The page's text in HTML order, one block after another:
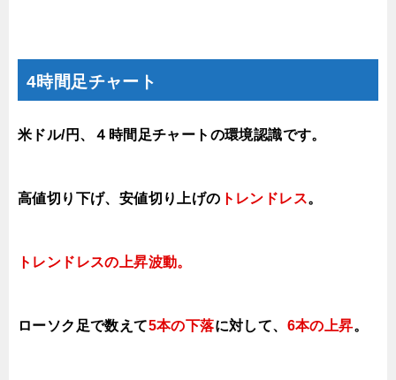
4時間足チャート
米ドル/円、４時間足チャートの環境認識です。
高値切り下げ、安値切り上げの トレンドレス。
トレンドレスの上昇波動。
ローソク足で数えて5本の下落に対して、 6本の上昇。